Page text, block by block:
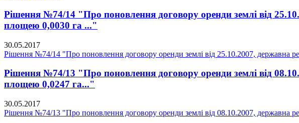
Рішення №74/14 "Про поновлення договору оренди землі від
площею 0,0030 га ..."
30.05.2017
Рішення №74/14 "Про поновлення договору оренди землі від 25.10.2007, державна
Рішення №74/13 "Про поновлення договору оренди землі від
площею 0,0247 га..."
30.05.2017
Рішення №74/13 "Про поновлення договору оренди землі від 08.10.2007, державна